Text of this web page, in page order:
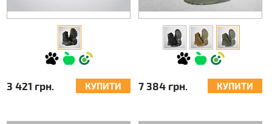
3 421 грн. КУПИТИ 7 384 грн. КУПИТИ